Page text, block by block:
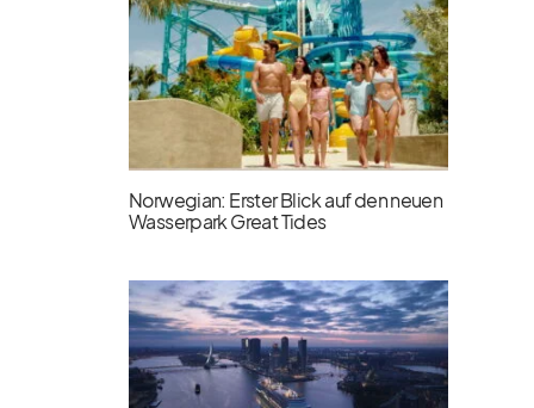
Norwegian: Erster Blick auf den neuen
Wasserpark Great Tides